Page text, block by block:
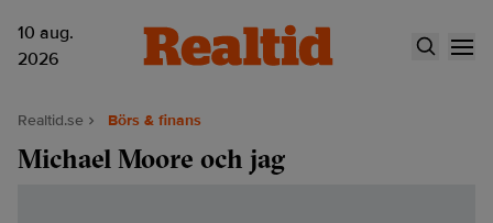
10 aug.
2026
Realtid.se Börs & finans
Michael Moore och jag